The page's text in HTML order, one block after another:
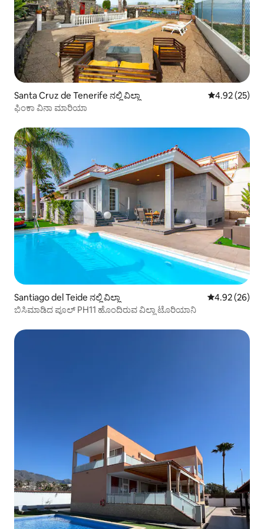
Santa Cruz de Tenerife ನಲ್ಲಿ ವಿಲ್ಲಾ 5 ರಲ್ಲಿ 4.92
4.92 (25)
ಫಿಂಕಾ ವಿನಾ ಮಾರಿಯಾ
Santiago del Teide ನಲ್ಲಿ ವಿಲ್ಲಾ 5 ರಲ್ಲಿ 4.92
4.92 (26)
ಬಿಸಿಮಾಡಿದ ಪೂಲ್ PH11 ಹೊಂದಿರುವ ವಿಲ್ಲಾ ಟೊರಿಯಾನಿ